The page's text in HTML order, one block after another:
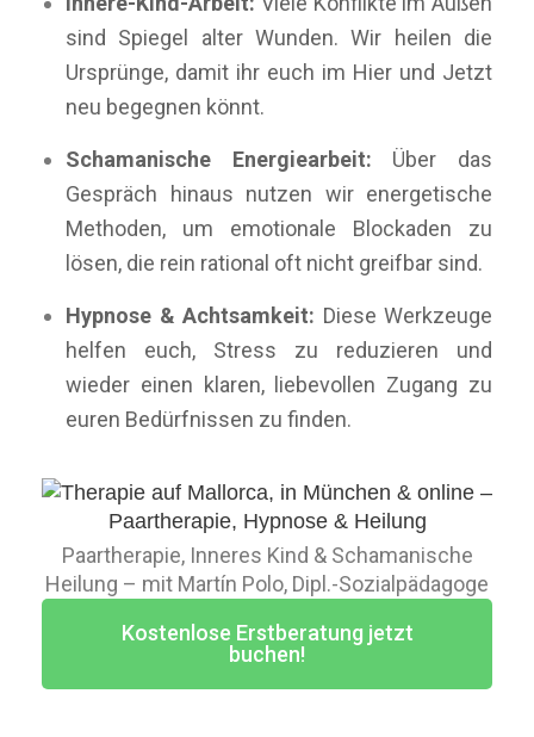
sind Spiegel alter Wunden. Wir heilen die
Ursprünge, damit ihr euch im Hier und Jetzt
neu begegnen könnt.
Schamanische Energiearbeit: Über das
Gespräch hinaus nutzen wir energetische
Methoden, um emotionale Blockaden zu
lösen, die rein rational oft nicht greifbar sind.
Hypnose & Achtsamkeit: Diese Werkzeuge
helfen euch, Stress zu reduzieren und
wieder einen klaren, liebevollen Zugang zu
euren Bedürfnissen zu finden.
Paartherapie, Inneres Kind & Schamanische
Heilung – mit Martín Polo, Dipl.-Sozialpädagoge
Kostenlose Erstberatung jetzt
buchen!